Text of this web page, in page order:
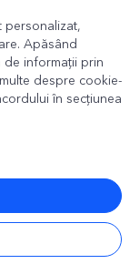
personalizat,
Apăsând
de informații prin
despre cookie-
în secțiunea